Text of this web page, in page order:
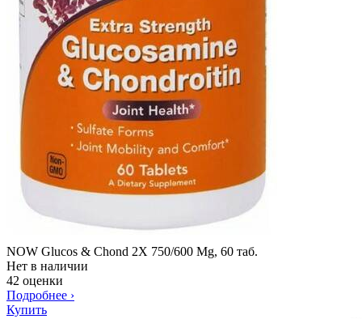
NOW Glucos & Chond 2X 750/600 Mg, 60 таб.
Нет в наличии
42 оценки
Подробнее ›
Купить